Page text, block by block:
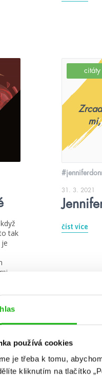
používá cookies
je třeba k tomu,
kliknutím na tlačítko
tak
citáty
31. 3. 2021
číst více
videa